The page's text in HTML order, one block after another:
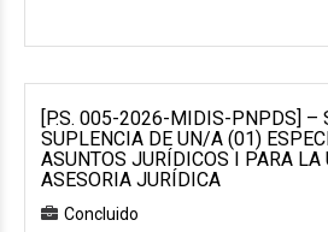
[P.S. 005-2026-MIDIS-PNPDS] –
SUPLENCIA DE UN/A (01)
ASUNTOS JURÍDICOS I PARA LA
ASESORIA JURÍDICA
Concluido